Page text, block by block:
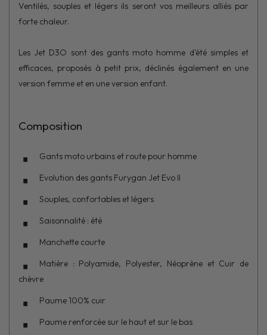
Ventilés, souples et légers ils seront vos meilleurs alliés par
forte chaleur.
Les Jet D3O sont des gants moto homme d'été simples et
efficaces, proposés à petit prix, déclinés également en une
version femme et en une version enfant.
Composition
Gants moto urbains et route pour homme
Evolution des gants Furygan Jet Evo II
Souples, confortables et légers
Saisonnalité : été
Manchette courte
Matière : Polyamide, Polyester, Néoprène et Cuir de
chèvre
Paume 100% cuir
Paume renforcée sur le haut et sur le bas